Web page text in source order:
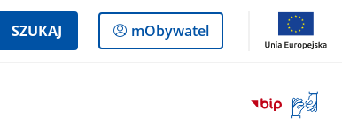
SZUKAJ
Logowanie
do
mObywatel
Otwórz
okno